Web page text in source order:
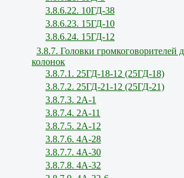
3.8.6.22. 10ГД-38
3.8.6.23. 15ГД-10
3.8.6.24. 15ГД-12
3.8.7. Головки громкоговорителей
колонок
3.8.7.1. 25ГД-18-12 (25ГД-18)
3.8.7.2. 25ГД-21-12 (25ГД-21)
3.8.7.3. 2А-1
3.8.7.4. 2А-11
3.8.7.5. 2А-12
3.8.7.6. 4А-28
3.8.7.7. 4А-30
3.8.7.8. 4А-32